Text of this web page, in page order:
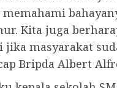
Kita juga
masyarakat
Bripda Albert